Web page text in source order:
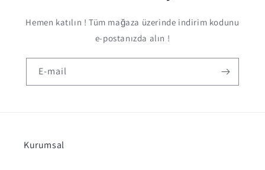
Hemen katılın ! Tüm mağaza üzerinde indirim kodunu
e-postanızda alın !
E-mail
Kurumsal